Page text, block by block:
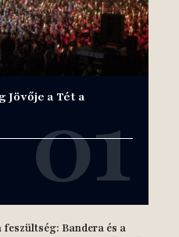
a Tét a
Bandera és a